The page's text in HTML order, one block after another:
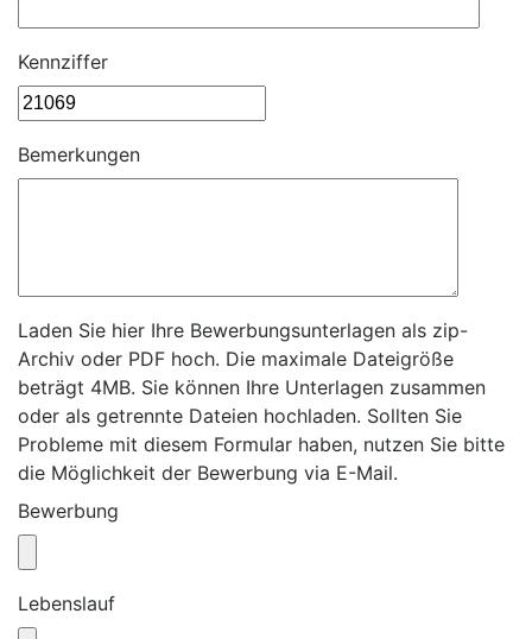
Kennziffer
Bemerkungen
Laden Sie hier Ihre Bewerbungsunterlagen als zip-
Archiv oder PDF hoch. Die maximale Dateigröße
beträgt 4MB. Sie können Ihre Unterlagen zusammen
oder als getrennte Dateien hochladen. Sollten Sie
Probleme mit diesem Formular haben, nutzen Sie bitte
die Möglichkeit der Bewerbung via E-Mail.
Bewerbung
Lebenslauf